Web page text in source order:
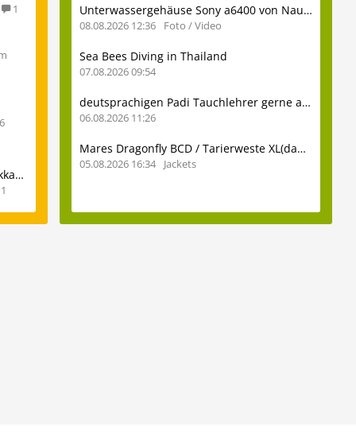
1
Bitte neueste Info über das Tauchgebiet Lakkadiven
Unterwassergehäuse Sony a6400 von Nauticam (NA-A6400) inkl. Glasdome usw.
08.08.2026 12:36 Foto / Video
Sea Bees Diving in Thailand
07.08.2026 09:54
deutsprachigen Padi Tauchlehrer gerne auch ohne viel Erfahrung
06.08.2026 11:26
Mares Dragonfly BCD / Tarierweste XL(dame) zu verkaufen
05.08.2026 16:34 Jackets